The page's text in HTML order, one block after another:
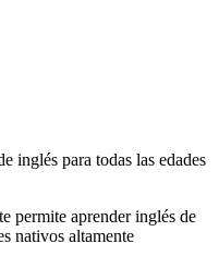
inglés para todas las edades
permite aprender inglés de
nativos altamente